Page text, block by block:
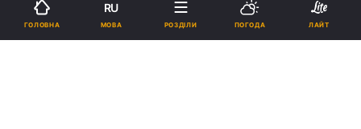
Підпишіться на нас в Google
ГОЛОВНА
RU
МОВА РОЗДІЛИ ПОГОДА ЛАЙТ